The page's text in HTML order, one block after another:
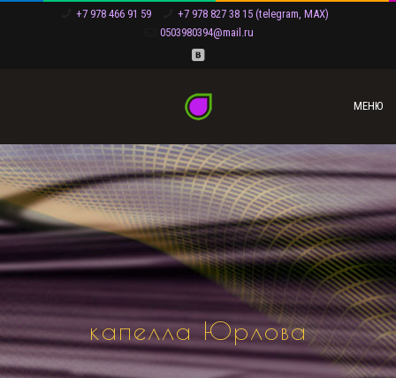
+7 978 466 91 59
+7 978 827 38 15 (telegram, MAX)
0503980394@mail.ru
МЕНЮ
капелла Юрлова